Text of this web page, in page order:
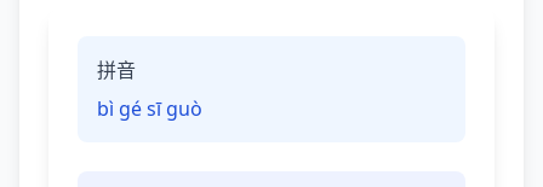
拼音
bì gé sī guò